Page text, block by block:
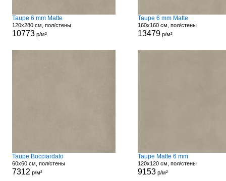
Taupe 6 mm Matte
120x280 см, пол/стены
10773р/м²
Taupe 6 mm Matte
160x160 см, пол/стены
13479р/м²
Taupe Bocciardato
60x60 см, пол/стены
7312 р/м²
Taupe Matte 6 mm
120x120 см, пол/стены
9153р/м²